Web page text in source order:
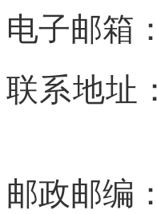
电子邮箱
联系地址
邮政邮编